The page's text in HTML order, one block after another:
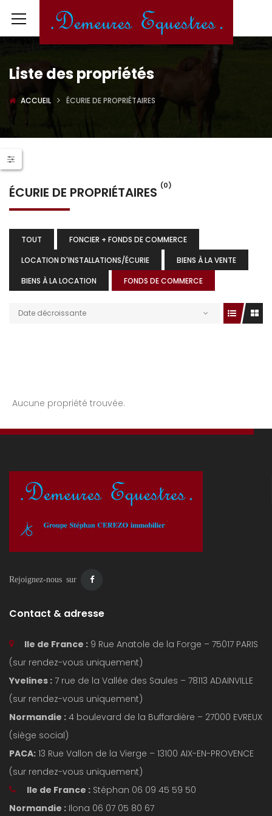
Liste des propriétés
ACCUEIL ÉCURIE DE PROPRIÉTAIRES
ÉCURIE DE PROPRIÉTAIRES (0)
TOUT
FONCIER + FONDS DE COMMERCE
LOCATION D'INSTALLATIONS/ÉCURIE
BIENS À LA VENTE
BIENS À LA LOCATION
FONDS DE COMMERCE
Date décroissante
Aucune propriété trouvée.
Rejoignez-nous sur
Contact & adresse
Ile de France : 9 Rue Anatole de la Forge – 75017 PARIS
(sur rendez-vous uniquement)
Yvelines : 7 rue de la Vallée des Saules – 78113 ADAINVILLE
(sur rendez-vous uniquement)
Normandie : 4 boulevard de la Buffardière – 27000 EVREUX
(siège social)
PACA: 13 Rue Vallon de la Vierge – 13100 AIX-EN-PROVENCE
(sur rendez-vous uniquement)
Ile de France : Stéphan 06 09 45 59 50
Normandie : Ilona 06 07 05 80 67